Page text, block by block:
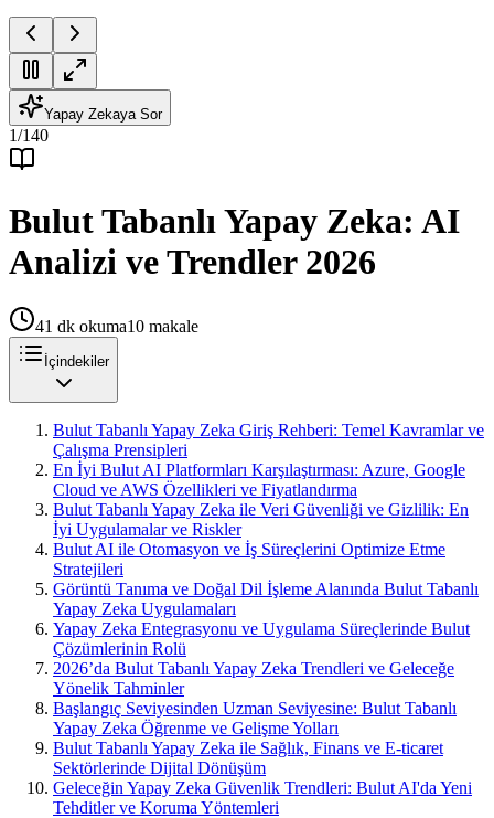
Yapay Zekaya Sor
1/140
Bulut Tabanlı Yapay Zeka: AI
Analizi ve Trendler 2026
41 dk okuma10 makale
İçindekiler
Bulut Tabanlı Yapay Zeka Giriş Rehberi: Temel Kavramlar ve
Çalışma Prensipleri
En İyi Bulut AI Platformları Karşılaştırması: Azure, Google
Cloud ve AWS Özellikleri ve Fiyatlandırma
Bulut Tabanlı Yapay Zeka ile Veri Güvenliği ve Gizlilik: En
İyi Uygulamalar ve Riskler
Bulut AI ile Otomasyon ve İş Süreçlerini Optimize Etme
Stratejileri
Görüntü Tanıma ve Doğal Dil İşleme Alanında Bulut Tabanlı
Yapay Zeka Uygulamaları
Yapay Zeka Entegrasyonu ve Uygulama Süreçlerinde Bulut
Çözümlerinin Rolü
2026’da Bulut Tabanlı Yapay Zeka Trendleri ve Geleceğe
Yönelik Tahminler
Başlangıç Seviyesinden Uzman Seviyesine: Bulut Tabanlı
Yapay Zeka Öğrenme ve Gelişme Yolları
Bulut Tabanlı Yapay Zeka ile Sağlık, Finans ve E-ticaret
Sektörlerinde Dijital Dönüşüm
Geleceğin Yapay Zeka Güvenlik Trendleri: Bulut AI'da Yeni
Tehditler ve Koruma Yöntemleri